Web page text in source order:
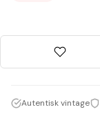
Autentisk vintage